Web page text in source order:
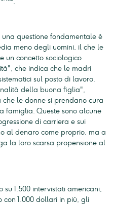
questione fondamentale è
meno degli uomini, il che le
un concetto sociologico
che indica che le madri
sul posto di lavoro.
della buona figlia",
le donne si prendano cura
famiglia. Queste sono alcune
di carriera e sui
al denaro come proprio, ma a
la loro scarsa propensione al
su 1.500 intervistati americani,
1.000 dollari in più, gli